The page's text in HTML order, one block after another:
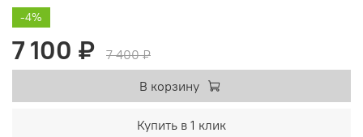
-4%
7 100 ₽
7 400 ₽
В корзину
Купить в 1 клик